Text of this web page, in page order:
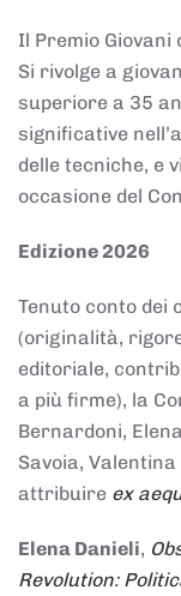
Il Premio Giovani
Si rivolge a
superiore a 35
significative
delle tecniche, e
occasione del
Edizione 2026
Tenuto conto dei
(originalità,
editoriale,
a più firme), la
Bernardoni,
Savoia,
attribuire ex
Elena Danieli,
Revolution: